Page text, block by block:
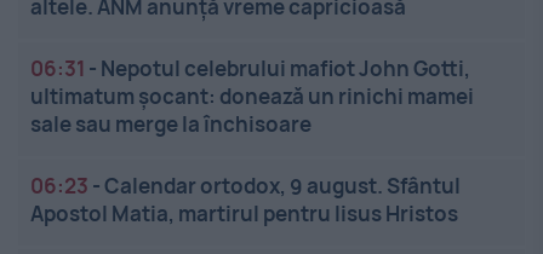
altele. ANM anunță vreme capricioasă
06:31 - Nepotul celebrului mafiot John Gotti,
ultimatum șocant: donează un rinichi mamei
sale sau merge la închisoare
06:23 -Calendar ortodox, 9 august. Sfântul
Apostol Matia, martirul pentru Iisus Hristos